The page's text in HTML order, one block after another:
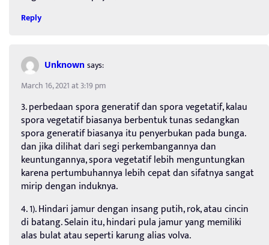
Reply
Unknown says:
March 16, 2021 at 3:19 pm
3. perbedaan spora generatif dan spora vegetatif, kalau
spora vegetatif biasanya berbentuk tunas sedangkan
spora generatif biasanya itu penyerbukan pada bunga.
dan jika dilihat dari segi perkembangannya dan
keuntungannya, spora vegetatif lebih menguntungkan
karena pertumbuhannya lebih cepat dan sifatnya sangat
mirip dengan induknya.
4. 1). Hindari jamur dengan insang putih, rok, atau cincin
di batang. Selain itu, hindari pula jamur yang memiliki
alas bulat atau seperti karung alias volva.